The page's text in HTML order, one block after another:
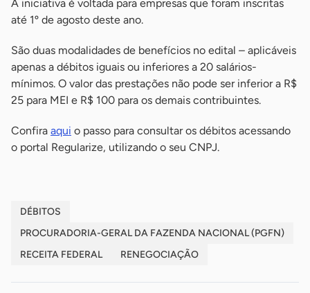
A iniciativa é voltada para empresas que foram inscritas
até 1º de agosto deste ano.
São duas modalidades de benefícios no edital – aplicáveis
apenas a débitos iguais ou inferiores a 20 salários-
mínimos. O valor das prestações não pode ser inferior a R$
25 para MEI e R$ 100 para os demais contribuintes.
Confira aqui o passo para consultar os débitos acessando
o portal Regularize, utilizando o seu CNPJ.
DÉBITOS
PROCURADORIA-GERAL DA FAZENDA NACIONAL (PGFN)
RECEITA FEDERAL
RENEGOCIAÇÃO